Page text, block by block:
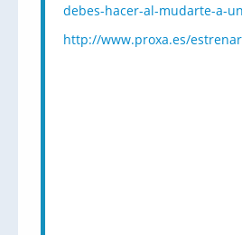
debes-hacer-al-mudarte-a-
http://www.proxa.es/